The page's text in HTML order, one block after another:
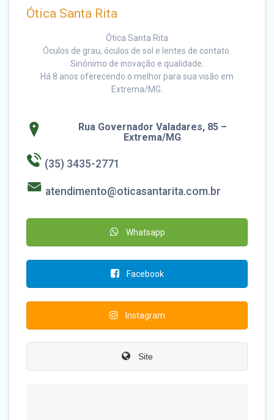
Ótica Santa Rita
Ótica Santa Rita
Óculos de grau, óculos de sol e lentes de contato.
Sinônimo de inovação e qualidade.
Há 8 anos oferecendo o melhor para sua visão em
Extrema/MG.
Rua Governador Valadares, 85 –
Extrema/MG
(35) 3435-2771
atendimento@oticasantarita.com.br
Whatsapp
Facebook
Instagram
Site